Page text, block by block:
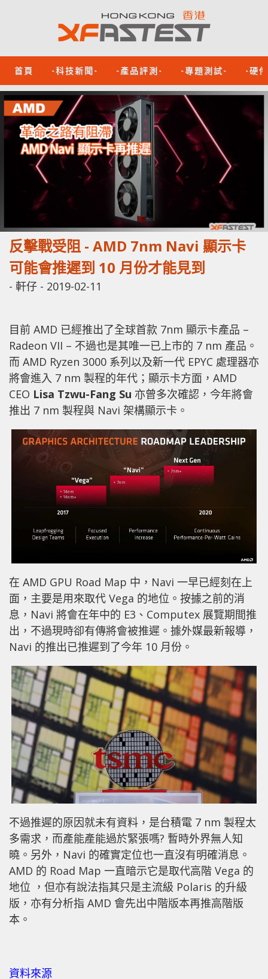
首頁 -科技新聞- -產品評測- -專題測試- -硬
反擊戰受阻 - AMD 7nm Navi 顯示卡
可能會推遲到 10 月份才能見到
- 軒仔 - 2019-02-11
目前 AMD 已經推出了全球首款 7nm 顯示卡產品 –
Radeon VII – 不過也是其唯一已上市的 7 nm 產品。
而 AMD Ryzen 3000 系列以及新一代 EPYC 處理器亦
將會進入 7 nm 製程的年代；顯示卡方面，AMD
CEO Lisa Tzwu-Fang Su 亦曾多次確認，今年將會
推出 7 nm 製程與 Navi 架構顯示卡。
在 AMD GPU Road Map 中，Navi 一早已經刻在上
面，主要是用來取代 Vega 的地位。按據之前的消
息，Navi 將會在年中的 E3、Computex 展覽期間推
出，不過現時卻有傳將會被推遲。據外媒最新報導，
Navi 的推出已推遲到了今年 10 月份。
不過推遲的原因就未有資料，是台積電 7 nm 製程太
多需求，而產能產能過於緊張嗎? 暫時外界無人知
曉。另外，Navi 的確實定位也一直沒有明確消息。
AMD 的 Road Map 一直暗示它是取代高階 Vega 的
地位 ，但亦有說法指其只是主流級 Polaris 的升級
版，亦有分析指 AMD 會先出中階版本再推高階版
本。
資料來源